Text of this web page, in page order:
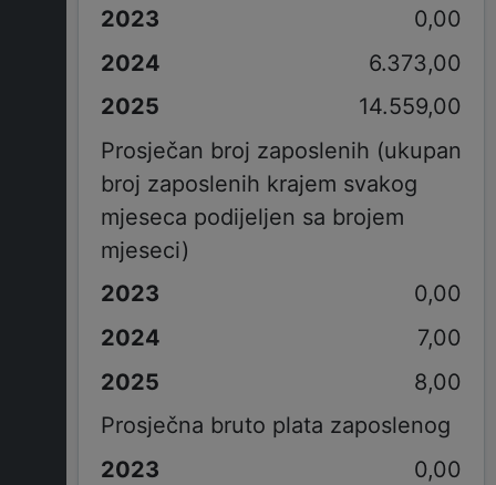
0,00
6.373,00
14.559,00
Prosječan broj zaposlenih (ukupan
broj zaposlenih krajem svakog
mjeseca podijeljen sa brojem
mjeseci)
0,00
7,00
8,00
Prosječna bruto plata zaposlenog
0,00